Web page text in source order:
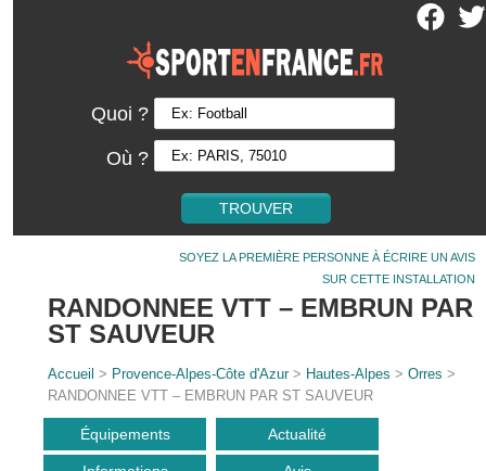
Quoi ?
Où ?
SOYEZ LA PREMIÈRE PERSONNE À ÉCRIRE UN AVIS
SUR CETTE INSTALLATION
RANDONNEE VTT – EMBRUN PAR
ST SAUVEUR
Accueil > Provence-Alpes-Côte d'Azur> Hautes-Alpes >Orres >
RANDONNEE VTT – EMBRUN PAR ST SAUVEUR
Équipements Actualité